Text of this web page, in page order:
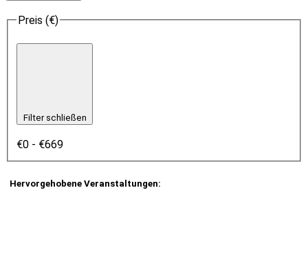
Preis (€)
Filter schließen
€0 - €669
Hervorgehobene Veranstaltungen: